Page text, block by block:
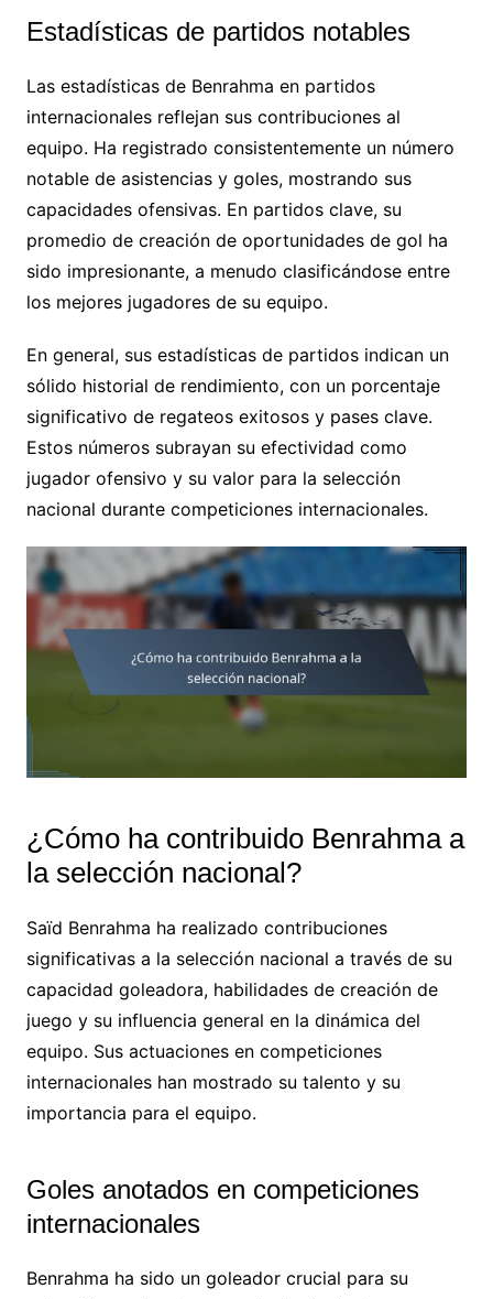
Estadísticas de partidos notables
Las estadísticas de Benrahma en partidos
internacionales reflejan sus contribuciones al
equipo. Ha registrado consistentemente un número
notable de asistencias y goles, mostrando sus
capacidades ofensivas. En partidos clave, su
promedio de creación de oportunidades de gol ha
sido impresionante, a menudo clasificándose entre
los mejores jugadores de su equipo.
En general, sus estadísticas de partidos indican un
sólido historial de rendimiento, con un porcentaje
significativo de regateos exitosos y pases clave.
Estos números subrayan su efectividad como
jugador ofensivo y su valor para la selección
nacional durante competiciones internacionales.
¿Cómo ha contribuido Benrahma a
la selección nacional?
Saïd Benrahma ha realizado contribuciones
significativas a la selección nacional a través de su
capacidad goleadora, habilidades de creación de
juego y su influencia general en la dinámica del
equipo. Sus actuaciones en competiciones
internacionales han mostrado su talento y su
importancia para el equipo.
Goles anotados en competiciones
internacionales
Benrahma ha sido un goleador crucial para su